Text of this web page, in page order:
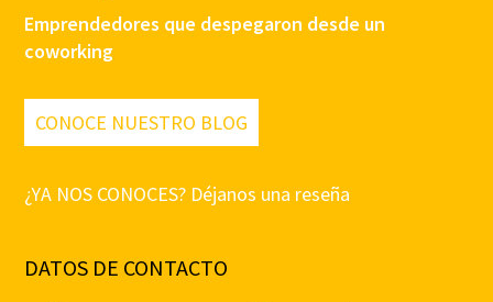
Emprendedores que despegaron desde un
coworking
CONOCE NUESTRO BLOG
¿YA NOS CONOCES? Déjanos una reseña
DATOS DE CONTACTO